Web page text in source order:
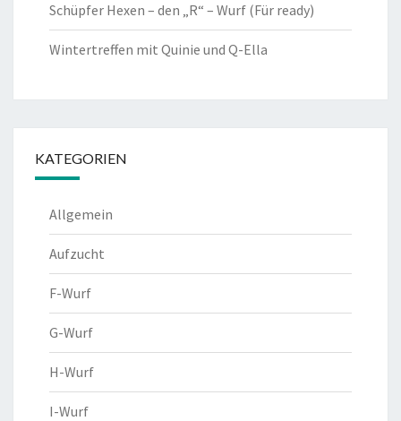
Schüpfer Hexen – den „R“ – Wurf (Für ready)
Wintertreffen mit Quinie und Q-Ella
KATEGORIEN
Allgemein
Aufzucht
F-Wurf
G-Wurf
H-Wurf
I-Wurf